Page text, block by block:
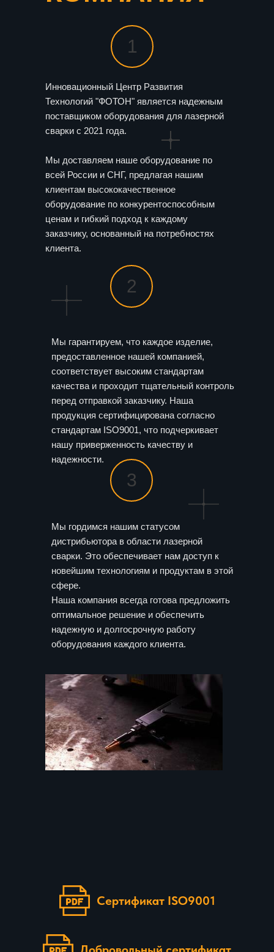
1
2
Инновационный Центр Развития
Технологий "ФОТОН" является надежным
поставщиком оборудования для лазерной
сварки с 2021 года.
Мы доставляем наше оборудование по
всей России и СНГ, предлагая нашим
клиентам высококачественное
оборудование по конкурентоспособным
ценам и гибкий подход к каждому
заказчику, основанный на потребностях
клиента.
Мы гарантируем, что каждое изделие,
предоставленное нашей компанией,
соответствует высоким стандартам
качества и проходит тщательный контроль
перед отправкой заказчику. Наша
продукция сертифицирована согласно
стандартам ISO9001, что подчеркивает
нашу приверженность качеству и
надежности.
Мы гордимся нашим статусом
дистрибьютора в области лазерной
сварки. Это обеспечивает нам доступ к
новейшим технологиям и продуктам в этой
сфере.
Наша компания всегда готова предложить
оптимальное решение и обеспечить
надежную и долгосрочную работу
оборудования каждого клиента.
3
Сертификат ISO9001